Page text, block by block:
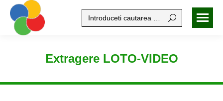
Search:
Extragere LOTO-VIDEO